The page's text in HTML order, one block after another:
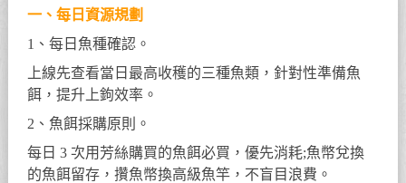
一、每日資源規劃
1、每日魚種確認。
上線先查看當日最高收穫的三種魚類，針對性準備魚
餌，提升上鉤效率。
2、魚餌採購原則。
每日 3 次用芳絲購買的魚餌必買，優先消耗;魚幣兌換
的魚餌留存，攢魚幣換高級魚竿，不盲目浪費。